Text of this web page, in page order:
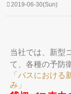
2019-06-30(Sun)
当社では、新型
て、各種の予防
「バスにおける
み」